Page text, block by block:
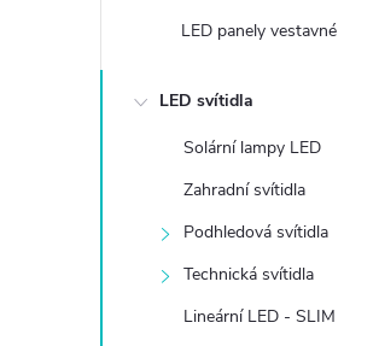
LED panely vestavné
LED svítidla
Solární lampy LED
Zahradní svítidla
Podhledová svítidla
Technická svítidla
Lineární LED - SLIM